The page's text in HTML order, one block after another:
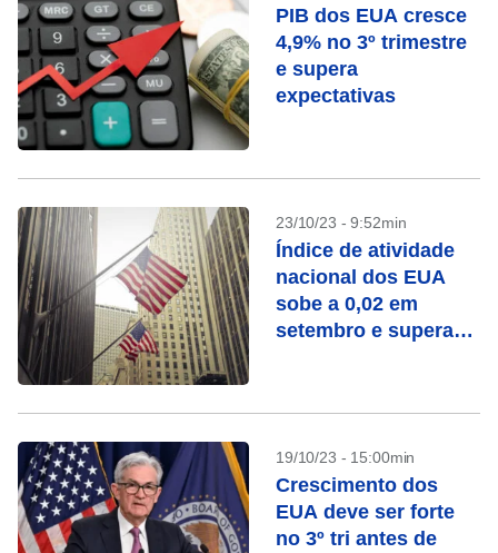
PIB dos EUA cresce
4,9% no 3º trimestre
e supera
expectativas
23/10/23 - 9:52min
Índice de atividade
nacional dos EUA
sobe a 0,02 em
setembro e supera
19/10/23 - 15:00min
Crescimento dos
EUA deve ser forte
no 3º tri antes de